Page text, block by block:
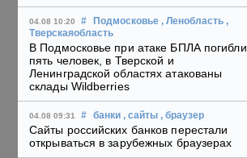
04.08 10:20 # Подмосковье , Ленобласть ,
Тверскаяобласть
В Подмосковье при атаке БПЛА погибли
пять человек, в Тверской и
Ленинградской областях атакованы
склады Wildberries
04.08 09:31 # банки , сайты , браузер
Сайты российских банков перестали
открываться в зарубежных браузерах